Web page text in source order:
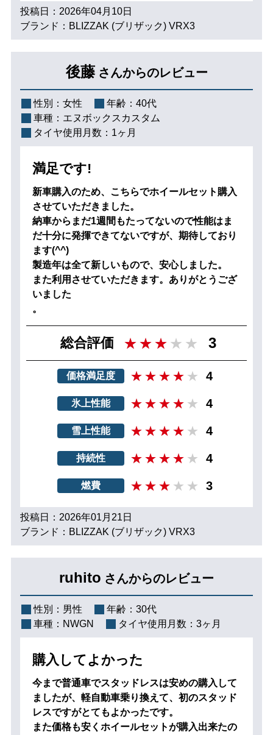
投稿日：2026年04月10日
ブランド：BLIZZAK (ブリザック) VRX3
後藤 さんからのレビュー
性別： 女性 年齢： 40代
車種： エヌボックスカスタム
タイヤ使用月数： 1ヶ月
満足です!
新車購入のため、こちらでホイールセット購入
させていただきました。
納車からまだ1週間もたってないので性能はま
だ十分に発揮できてないですが、期待しており
ます(^^)
製造年は全て新しいもので、安心しました。
また利用させていただきます。ありがとうござ
いました
。
総合評価 3
価格満足度 4
氷上性能 4
雪上性能 4
持続性 4
燃費 3
投稿日：2026年01月21日
ブランド：BLIZZAK (ブリザック) VRX3
ruhito さんからのレビュー
性別： 男性 年齢： 30代
車種： NWGN タイヤ使用月数： 3ヶ月
購入してよかった
今まで普通車でスタッドレスは安めの購入して
ましたが、軽自動車乗り換えて、初のスタッド
レスですがとてもよかったです。
また価格も安くホイールセットが購入出来たの